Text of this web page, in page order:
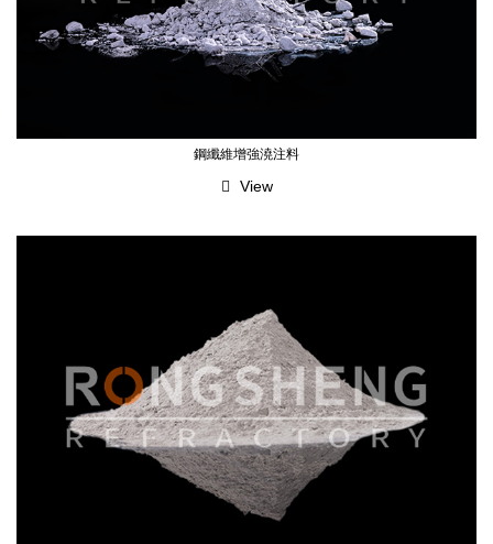
鋼纖維增強澆注料
View